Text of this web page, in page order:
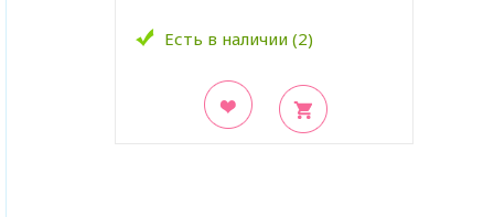
Есть в наличии (2)